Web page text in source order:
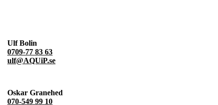
Ulf Bolin
0709-77 83 63
ulf@AQUiP.se
Oskar Granehed
070-549 99 10